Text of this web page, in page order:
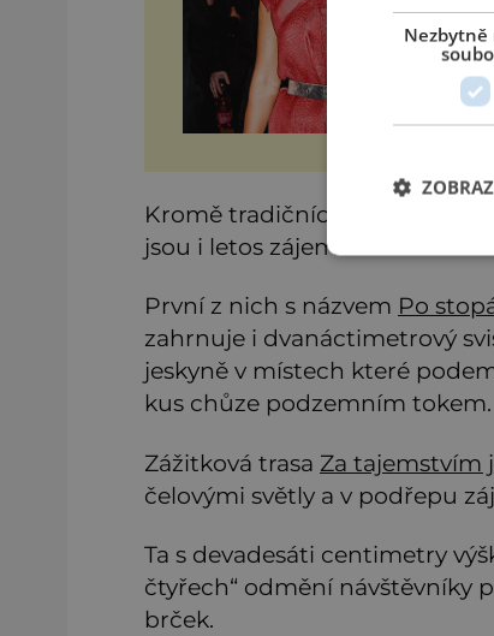
Kromě tradičních prohlídek
jsou i letos zájemci zváni na
První z nich s názvem Po
zahrnuje i dvanáctimetrový
jeskyně v místech které
kus chůze podzemním tokem.
Zážitková trasa Za tajemstvím
čelovými světly a v podřepu
Ta s devadesáti centimetry
čtyřech“ odmění návštěvníky
brček.